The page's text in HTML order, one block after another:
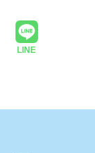
LINE